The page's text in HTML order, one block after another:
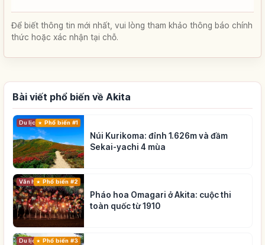
Để biết thông tin mới nhất, vui lòng tham khảo thông báo chính
thức hoặc xác nhận tại chỗ.
Bài viết phổ biến về Akita
Du lịch Phổ biến #1
Núi Kurikoma: đỉnh 1.626m và đầm
Sekai-yachi 4 mùa
Văn hóa truyền thống
Phổ biến #2
Pháo hoa Omagari ở Akita: cuộc thi
toàn quốc từ 1910
Du lịch Phổ biến #3